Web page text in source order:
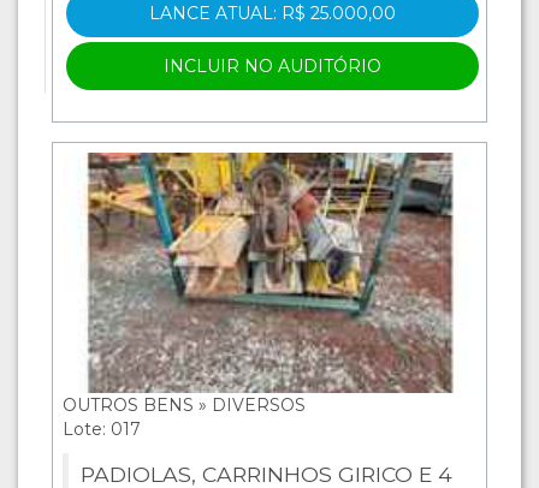
LANCE ATUAL: R$ 25.000,00
INCLUIR NO AUDITÓRIO
OUTROS BENS » DIVERSOS
Lote: 017
PADIOLAS, CARRINHOS GIRICO E 4